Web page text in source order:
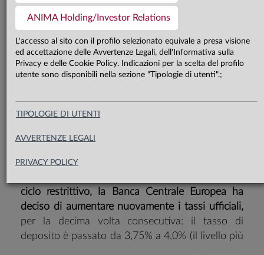
ANIMA Holding/Investor Relations
L'accesso al sito con il profilo selezionato equivale a presa visione
ed accettazione delle Avvertenze Legali, dell'Informativa sulla
Privacy e delle Cookie Policy. Indicazioni per la scelta del profilo
utente sono disponibili nella sezione "Tipologie di utenti".;
TIPOLOGIE DI UTENTI
AVVERTENZE LEGALI
PRIVACY POLICY
ammettere che i tassi hanno
raggiunto il picco, ma ha riconosciuto
che il focus si sposterà sulla durata
del periodo di mantenimento della
stretta monetaria, e i dati resteranno
la bussola
ciclo restrittivo, la Banca Centrale Europea ha
deciso di aumentare nuovamente i tassi ufficiali,
per la decima volta consecutiva: il tasso di
deposito è passato da 3,75% a 4,0% (il livello più